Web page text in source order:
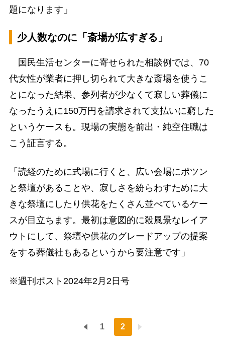
題になります」
少人数なのに「斎場が広すぎる」
国民生活センターに寄せられた相談例では、70
代女性が業者に押し切られて大きな斎場を使うこ
とになった結果、参列者が少なくて寂しい葬儀に
なったうえに150万円を請求されて支払いに窮した
というケースも。現場の実態を前出・純空住職は
こう証言する。
「読経のために式場に行くと、広い会場にポツン
と祭壇があることや、寂しさを紛らわすために大
きな祭壇にしたり供花をたくさん並べているケー
スが目立ちます。最初は意図的に殺風景なレイア
ウトにして、祭壇や供花のグレードアップの提案
をする葬儀社もあるというから要注意です」
※週刊ポスト2024年2月2日号
1 2